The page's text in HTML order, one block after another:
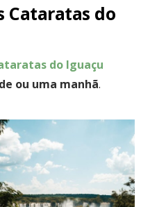
Cataratas do
do Iguaçu
ou uma manhã.